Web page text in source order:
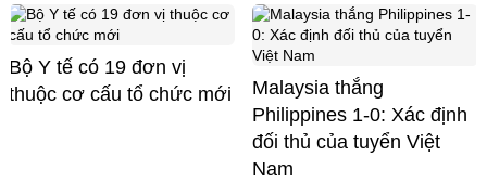
Bộ Y tế có 19 đơn vị
thuộc cơ cấu tổ chức mới
Malaysia thắng
Philippines 1-0: Xác định
đối thủ của tuyển Việt
Nam